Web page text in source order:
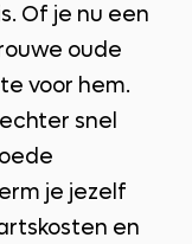
Of je nu een
oude
voor hem.
snel
je jezelf
en